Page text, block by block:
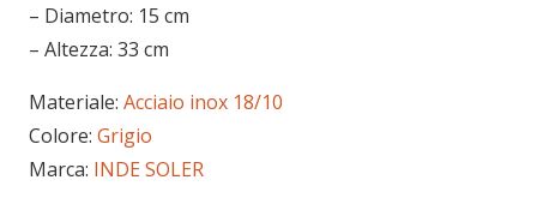
– Diametro: 15 cm
– Altezza: 33 cm
Materiale: Acciaio inox 18/10
Colore: Grigio
Marca: INDE SOLER